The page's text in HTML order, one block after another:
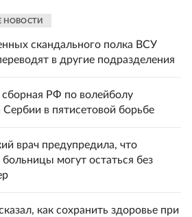
НОВОСТИ
скандального полка ВСУ
в другие подразделения
РФ по волейболу
Сербии в пятисетовой борьбе
врач предупредила, что
больницы могут остаться без
как сохранить здоровье при